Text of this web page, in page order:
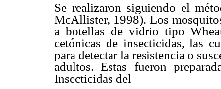
Se realizaron siguiendo el
McAllister, 1998). Los
a botellas de vidrio tipo
cetónicas de insecticidas, las
para detectar la resistencia o
adultos. Estas fueron
Insecticidas del